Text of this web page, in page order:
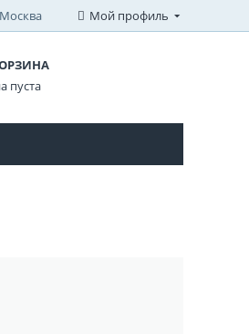
Москва Мой профиль
пуста